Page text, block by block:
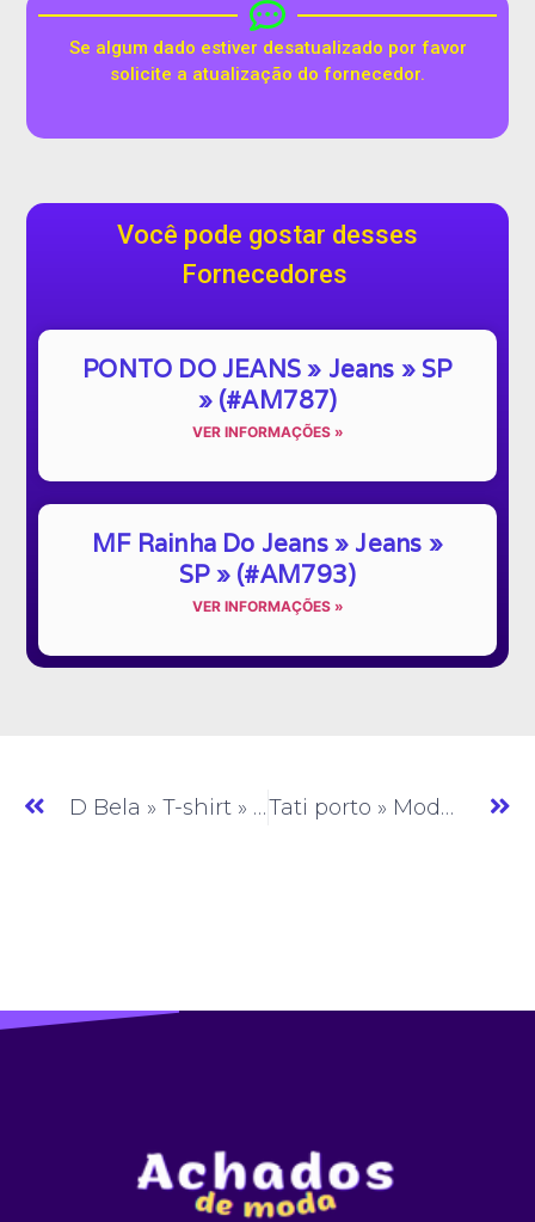
Se algum dado estiver desatualizado por favor
solicite a atualização do fornecedor.
Você pode gostar desses
Fornecedores
PONTO DO JEANS » Jeans » SP
» (#AM787)
VER INFORMAÇÕES »
MF Rainha Do Jeans » Jeans »
SP » (#AM793)
VER INFORMAÇÕES »
D Bela » T-shirt » SP » (#AM094) Tati porto » Moda Feminina » SP » (#AM096)